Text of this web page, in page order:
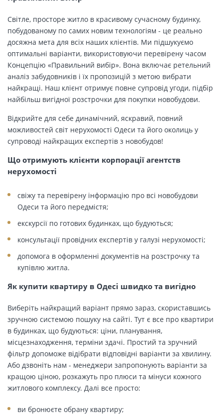
Світле, просторе житло в красивому сучасному будинку,
побудованому по самих новим технологіям - це реально
досяжна мета для всіх наших клієнтів. Ми підшукуємо
оптимальні варіанти, використовуючи перевірену часом
Концепцію «Правильний вибір». Вона включає ретельний
аналіз забудовників і їх пропозицій з метою вибрати
найкращі. Наш клієнт отримує повне супровід угоди, підбір
найбільш вигідної розстрочки для покупки новобудови.
Відкрийте для себе динамічний, яскравий, повний
можливостей світ нерухомості Одеси та його околиць у
супроводі найкращих експертів з новобудов!
Що отримують клієнти корпорації агентств
нерухомості
свіжу та перевірену інформацію про всі новобудови
Одеси та його передмістя;
екскурсії по готових будинках, що будуються;
консультації провідних експертів у галузі нерухомості;
допомога в оформленні документів на розстрочку та
купівлю житла.
Як купити квартиру в Одесі швидко та вигідно
Виберіть найкращий варіант прямо зараз, скориставшись
зручною системою пошуку на сайті. Тут є все про квартири
в будинках, що будуються: ціни, планування,
місцезнаходження, терміни здачі. Простий та зручний
фільтр допоможе відібрати відповідні варіанти за хвилину.
Або дзвоніть нам - менеджери запропонують варіанти за
кращою ціною, розкажуть про плюси та мінуси кожного
житлового комплексу. Далі все просто:
ви бронюєте обрану квартиру;